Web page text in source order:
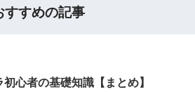
すすめの記事
初心者の基礎知識【まとめ】